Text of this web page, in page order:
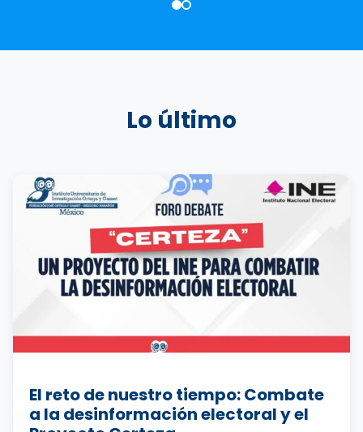
Lo último
El reto de nuestro tiempo: Combate
a la desinformación electoral y el